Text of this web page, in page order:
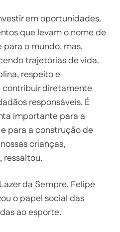
em oportunidades.
que levam o nome de
para o mundo, mas,
trajetórias de vida.
respeito e
contribuir diretamente
responsáveis. É
importante para a
para a construção de
crianças,
ressaltou.
da Sempre, Felipe
o papel social das
ao esporte.